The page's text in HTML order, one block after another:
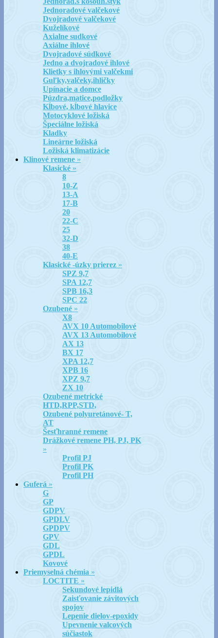
Jednoradové valčekové
Dvojradové valčekové
Kuželíkové
Axialne sudkové
Axiálne ihlové
Dvojradové súdkové
Jedno a dvojradové ihlové
Klietky s ihlovými valčekmi
Guľky,valčeky,ihličky
Upínacie a domce
Púzdra,matice,podložky
Kĺbové, kĺbové hlavice
Motocyklové ložiská
Špeciálne ložiská
Kladky
Lineárne ložiská
Ložiská klimatizácie
Klinové remene »
Klasické »
8
10-Z
13-A
17-B
20
22-C
25
32-D
38
40-E
Klasické -úzky prierez »
SPZ 9,7
SPA 12,7
SPB 16,3
SPC 22
Ozubené »
X8
AVX 10 Automobilové
AVX 13 Automobilové
AX 13
BX 17
XPA 12,7
XPB 16
XPZ 9,7
ZX 10
Ozubené metrické
HTD,RPP,STD,
Ozubené polyuretánové- T,
AT
Šesťhranné remene
Drážkové remene PH, PJ, PK
»
Profil PJ
Profil PK
Profil PH
Guferá »
G
GP
GDPV
GPDLV
GPDPV
GPV
GDL
GPDL
Kovové
Priemyselná chémia »
LOCTITE »
Sekundové lepidlá
Zaisťovanie závitových
spojov
Lepenie dielov-epoxidy
Upevnenie valcových
súčiastok